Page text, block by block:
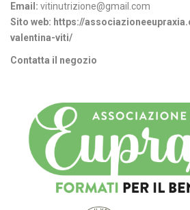
Email: vitinutrizione@gmail.com
Sito web: https://
valentina-viti/
Contatta il negozio